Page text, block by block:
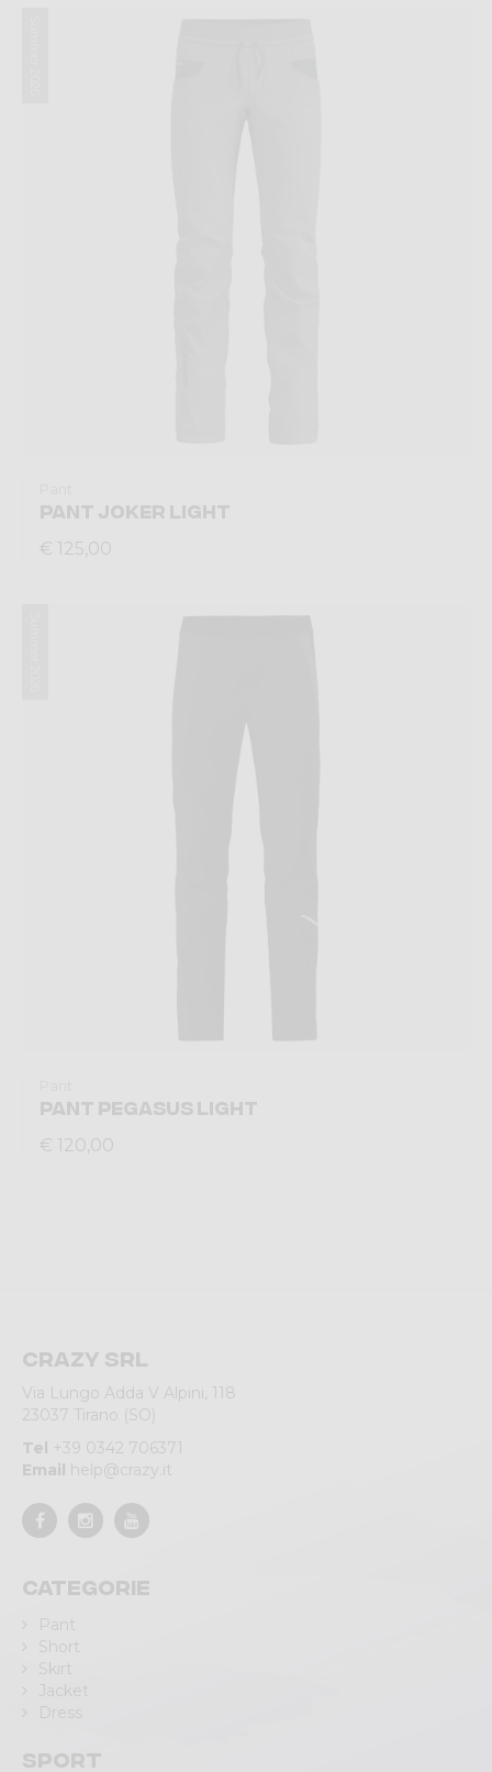
PANT JOKER LIGHT
€ 125,00
PANT PEGASUS LIGHT
€ 120,00
Crazy srl
Via Lungo Adda V Alpini, 118
23037 Tirano (SO)
Tel +39 0342 706371
Email help@crazy.it
Categorie
Pant
Short
Skirt
Jacket
Dress
Sport